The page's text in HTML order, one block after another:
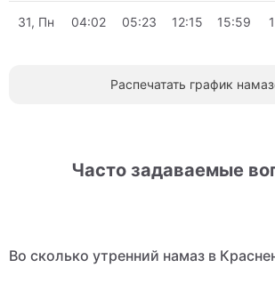
31, Пн 04:02 05:23 12:15 15:59
Распечатать график
Часто задаваемые
Во сколько утренний намаз в